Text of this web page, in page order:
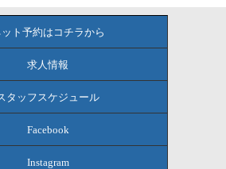
ット予約はコチラから
求人情報
タッフスケジュール
Facebook
Instagram